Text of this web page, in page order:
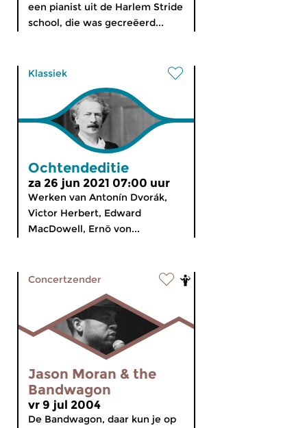
een pianist uit de Harlem Stride
school, die was gecreëerd...
Klassiek
Ochtendeditie
za 26 jun 2021 07:00 uur
Werken van Antonín Dvorák,
Victor Herbert, Edward
MacDowell, Ernö von...
Concertzender
Jason Moran & the
Bandwagon
vr 9 jul 2004
De Bandwagon, daar kun je op